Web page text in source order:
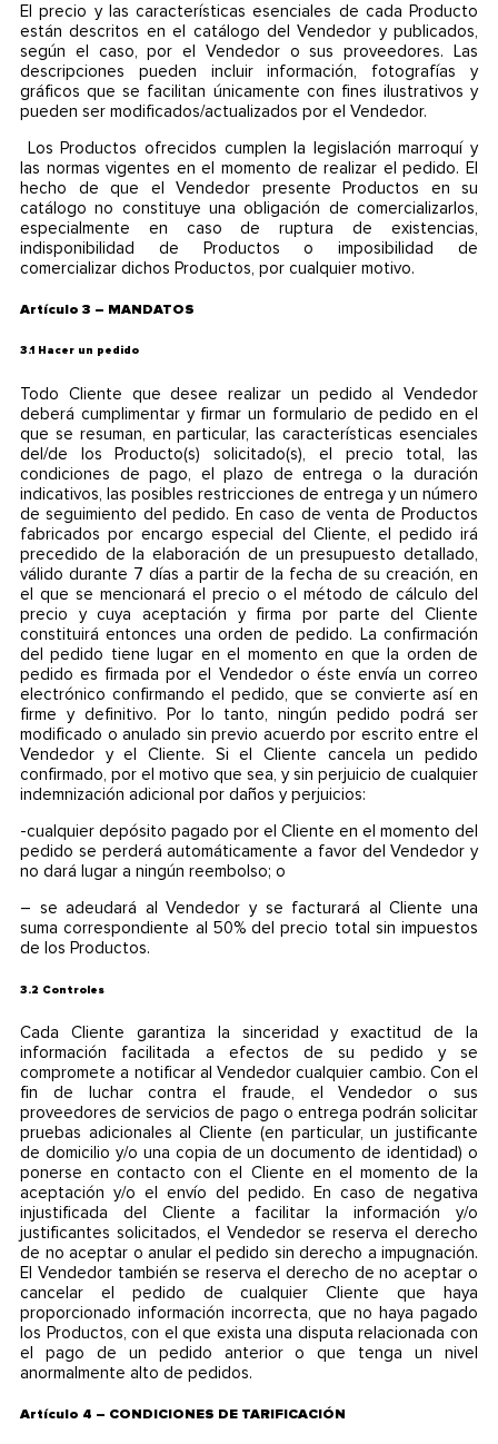
El precio y las características esenciales de cada Producto
están descritos en el catálogo del Vendedor y publicados,
según el caso, por el Vendedor o sus proveedores. Las
descripciones pueden incluir información, fotografías y
gráficos que se facilitan únicamente con fines ilustrativos y
pueden ser modificados/actualizados por el Vendedor.
Los Productos ofrecidos cumplen la legislación marroquí y
las normas vigentes en el momento de realizar el pedido. El
hecho de que el Vendedor presente Productos en su
catálogo no constituye una obligación de comercializarlos,
especialmente en caso de ruptura de existencias,
indisponibilidad de Productos o imposibilidad de
comercializar dichos Productos, por cualquier motivo.
Artículo 3 – MANDATOS
3.1 Hacer un pedido
Todo Cliente que desee realizar un pedido al Vendedor
deberá cumplimentar y firmar un formulario de pedido en el
que se resuman, en particular, las características esenciales
del/de los Producto(s) solicitado(s), el precio total, las
condiciones de pago, el plazo de entrega o la duración
indicativos, las posibles restricciones de entrega y un número
de seguimiento del pedido. En caso de venta de Productos
fabricados por encargo especial del Cliente, el pedido irá
precedido de la elaboración de un presupuesto detallado,
válido durante 7 días a partir de la fecha de su creación, en
el que se mencionará el precio o el método de cálculo del
precio y cuya aceptación y firma por parte del Cliente
constituirá entonces una orden de pedido. La confirmación
del pedido tiene lugar en el momento en que la orden de
pedido es firmada por el Vendedor o éste envía un correo
electrónico confirmando el pedido, que se convierte así en
firme y definitivo. Por lo tanto, ningún pedido podrá ser
modificado o anulado sin previo acuerdo por escrito entre el
Vendedor y el Cliente. Si el Cliente cancela un pedido
confirmado, por el motivo que sea, y sin perjuicio de cualquier
indemnización adicional por daños y perjuicios:
-cualquier depósito pagado por el Cliente en el momento del
pedido se perderá automáticamente a favor del Vendedor y
no dará lugar a ningún reembolso; o
– se adeudará al Vendedor y se facturará al Cliente una
suma correspondiente al 50% del precio total sin impuestos
de los Productos.
3.2 Controles
Cada Cliente garantiza la sinceridad y exactitud de la
información facilitada a efectos de su pedido y se
compromete a notificar al Vendedor cualquier cambio. Con el
fin de luchar contra el fraude, el Vendedor o sus
proveedores de servicios de pago o entrega podrán solicitar
pruebas adicionales al Cliente (en particular, un justificante
de domicilio y/o una copia de un documento de identidad) o
ponerse en contacto con el Cliente en el momento de la
aceptación y/o el envío del pedido. En caso de negativa
injustificada del Cliente a facilitar la información y/o
justificantes solicitados, el Vendedor se reserva el derecho
de no aceptar o anular el pedido sin derecho a impugnación.
El Vendedor también se reserva el derecho de no aceptar o
cancelar el pedido de cualquier Cliente que haya
proporcionado información incorrecta, que no haya pagado
los Productos, con el que exista una disputa relacionada con
el pago de un pedido anterior o que tenga un nivel
anormalmente alto de pedidos.
Artículo 4 – CONDICIONES DE TARIFICACIÓN